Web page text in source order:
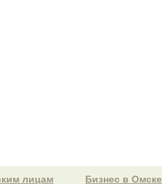
лицам Бизнес в Омске